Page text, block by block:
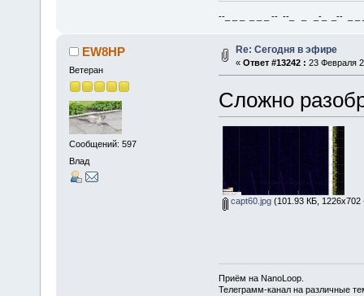
--_ _ _ _ _ _ -- --_ _ _-_ _-- _ _
EW8HP
Ветеран
Сообщений: 597
Влад
Re: Сегодня в эфире
« Ответ #13242 : 23 Февраля
Сложно
capt60.jpg(101.93 КБ, 1226x702
Приём на NanoLoop.
Телеграмм-канал на различные